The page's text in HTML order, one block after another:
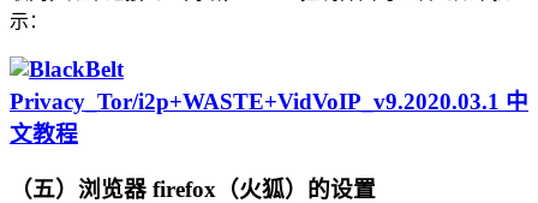
示：
（五）浏览器 firefox（火狐）的设置